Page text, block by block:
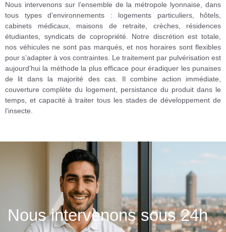
Nous intervenons sur l’ensemble de la métropole lyonnaise, dans
tous types d’environnements : logements particuliers, hôtels,
cabinets médicaux, maisons de retraite, crèches, résidences
étudiantes, syndicats de copropriété. Notre discrétion est totale,
nos véhicules ne sont pas marqués, et nos horaires sont flexibles
pour s’adapter à vos contraintes. Le traitement par pulvérisation est
aujourd’hui la méthode la plus efficace pour éradiquer les punaises
de lit dans la majorité des cas. Il combine action immédiate,
couverture complète du logement, persistance du produit dans le
temps, et capacité à traiter tous les stades de développement de
l’insecte.
Nous intervenons sous 24h